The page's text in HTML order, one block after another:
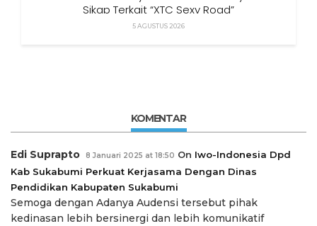
Sikap Terkait “XTC Sexy Road”
5 AGUSTUS 2026
KOMENTAR
Edi Suprapto 8 Januari 2025 at 18:50 On Iwo-Indonesia Dpd
Kab Sukabumi Perkuat Kerjasama Dengan Dinas
Pendidikan Kabupaten Sukabumi
Semoga dengan Adanya Audensi tersebut pihak
kedinasan lebih bersinergi dan lebih komunikatif